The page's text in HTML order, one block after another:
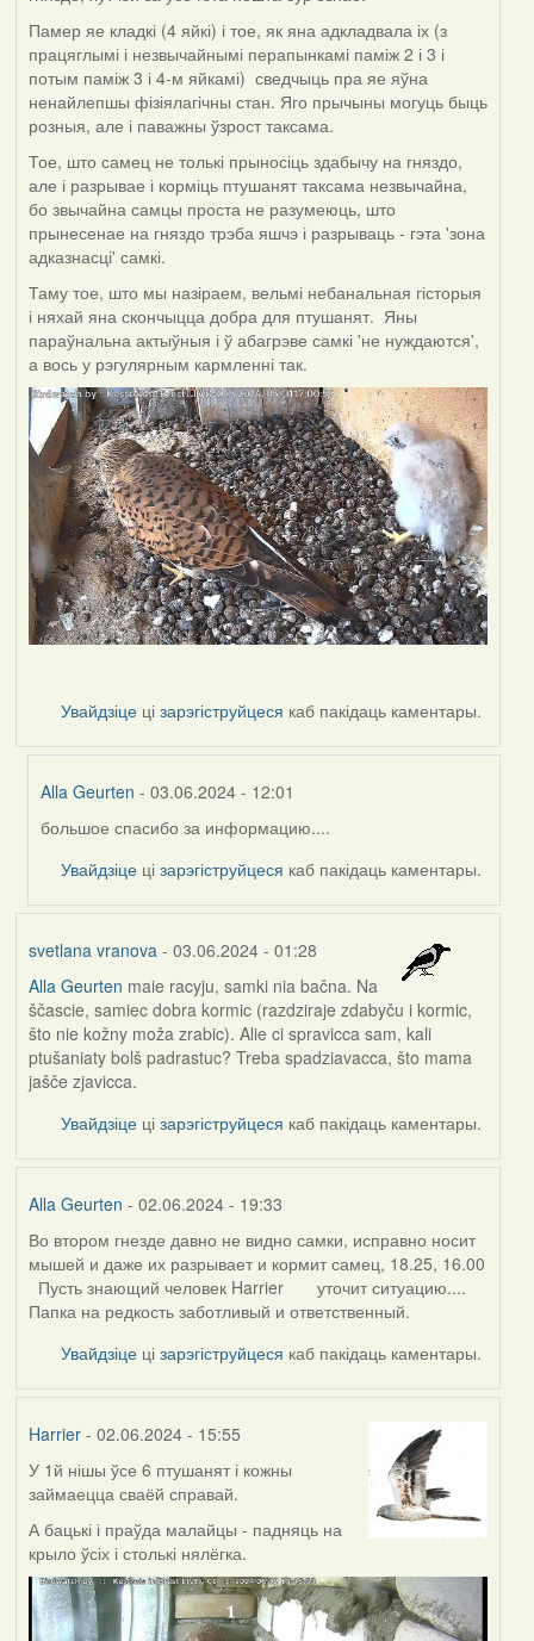
Памер яе кладкі (4 яйкі) і тое, як яна адкладвала іх (з
працяглымі і незвычайнымі перапынкамі паміж 2 і 3 і
потым паміж 3 і 4-м яйкамі) сведчыць пра яе яўна
ненайлепшы фізіялагічны стан. Яго прычыны могуць быць
розныя, але і паважны ўзрост таксама.
Тое, што самец не толькі прыносіць здабычу на гняздо,
але і разрывае і корміць птушанят таксама незвычайна,
бо звычайна самцы проста не разумеюць, што
прынесенае на гняздо трэба яшчэ і разрываць - гэта 'зона
адказнасці' самкі.
Таму тое, што мы назіраем, вельмі небанальная гісторыя
і няхай яна скончыцца добра для птушанят. Яны
параўнальна актыўныя і ў абагрэве самкі 'не нуждаются',
а вось у рэгулярным кармленні так.
Увайдзіце цізарэгіструйцеся каб пакідаць каментары.
Alla Geurten - 03.06.2024 - 12:01
In
reply
by
большое спасибо за информацию....
Увайдзіце цізарэгіструйцеся каб пакідаць каментары.
svetlana vranova- 03.06.2024 - 01:28
Alla Geurten maie racyju, samki nia bačna. Na
ščascie, samiec dobra kormic (razdziraje zdabyču i kormic,
što nie kožny moža zrabic). Alie ci spravicca sam, kali
ptušaniaty bolš padrastuc? Treba spadziavacca, što mama
jašče zjavicca.
Увайдзіце цізарэгіструйцеся каб пакідаць каментары.
Alla Geurten - 02.06.2024 - 19:33
Во втором гнезде давно не видно самки, исправно носит
мышей и даже их разрывает и кормит самец, 18.25, 16.00
Пусть знающий человек Harrier уточит ситуацию....
Папка на редкость заботливый и ответственный.
Увайдзіце цізарэгіструйцеся каб пакідаць каментары.
Harrier- 02.06.2024 - 15:55
У 1й нішы ўсе 6 птушанят і кожны
займаецца сваёй справай.
А бацькі і праўда малайцы - падняць на
крыло ўсіх і столькі нялёгка.